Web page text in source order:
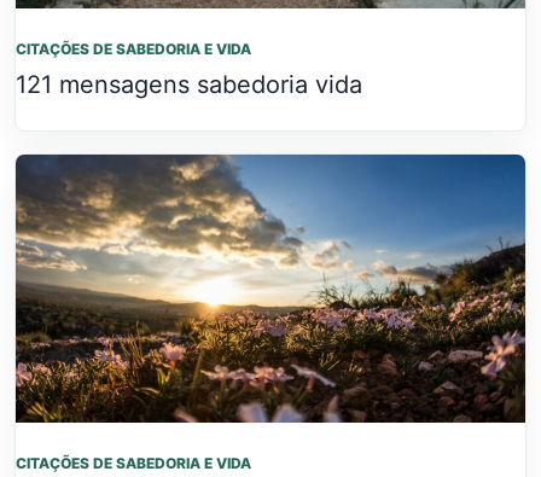
CITAÇÕES DE SABEDORIA E VIDA
121 mensagens sabedoria vida
CITAÇÕES DE SABEDORIA E VIDA